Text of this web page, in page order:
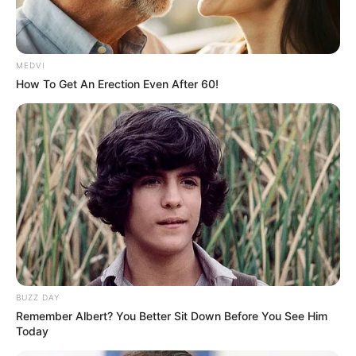
Κοινοποίησε άρθρο
Προσθήκη το newstok.grστην Google
Ανακαλύψτε περισσότερα άρθρα στα αποτελέσματα
αναζήτησης.
MEDVI
How To Get An Erection Even After 60!
BUZZ DAY
Remember Albert? You Better Sit Down Before You See Him
Today